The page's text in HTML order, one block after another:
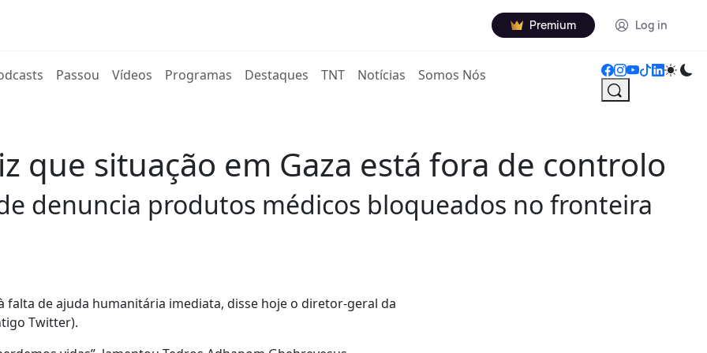
Premium Log in
Passou Vídeos Programas Destaques TNT Notícias Somos Nós
que situação em Gaza está fora de controlo
denuncia produtos médicos bloqueados no fronteira
falta de ajuda humanitária imediata, disse hoje o diretor-geral da
Twitter).